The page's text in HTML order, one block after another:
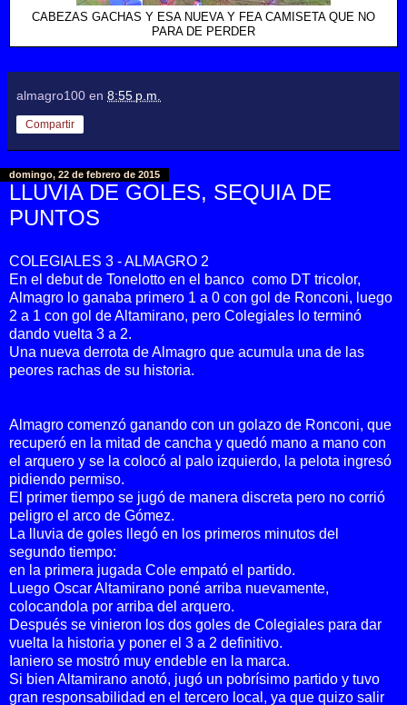
CABEZAS GACHAS Y ESA NUEVA Y FEA CAMISETA QUE NO
PARA DE PERDER
almagro100 en 8:55 p.m.
Compartir
domingo, 22 de febrero de 2015
LLUVIA DE GOLES, SEQUIA DE
PUNTOS
COLEGIALES 3 - ALMAGRO 2
En el debut de Tonelotto en el banco como DT tricolor,
Almagro lo ganaba primero 1 a 0 con gol de Ronconi, luego
2 a 1 con gol de Altamirano, pero Colegiales lo terminó
dando vuelta 3 a 2.
Una nueva derrota de Almagro que acumula una de las
peores rachas de su historia.
Almagro comenzó ganando con un golazo de Ronconi, que
recuperó en la mitad de cancha y quedó mano a mano con
el arquero y se la colocó al palo izquierdo, la pelota ingresó
pidiendo permiso.
El primer tiempo se jugó de manera discreta pero no corrió
peligro el arco de Gómez.
La lluvia de goles llegó en los primeros minutos del
segundo tiempo:
en la primera jugada Cole empató el partido.
Luego Oscar Altamirano poné arriba nuevamente,
colocandola por arriba del arquero.
Después se vinieron los dos goles de Colegiales para dar
vuelta la historia y poner el 3 a 2 definitivo.
Ianiero se mostró muy endeble en la marca.
Si bien Altamirano anotó, jugó un pobrísimo partido y tuvo
gran responsabilidad en el tercero local, ya que quizo salir